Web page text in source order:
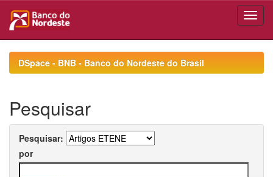
navigationDSpace - BNB - Banco do Nordeste do Brasil
Pesquisar
Pesquisar:
por